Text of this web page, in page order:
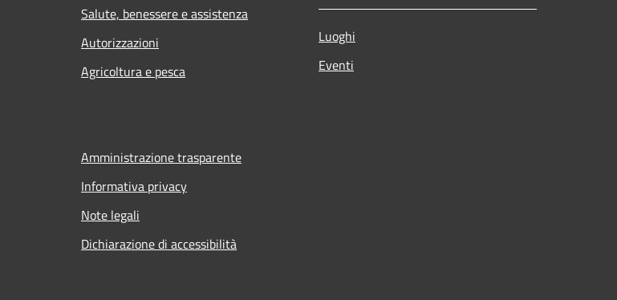
Salute, benessere e assistenza
Autorizzazioni
Agricoltura e pesca
Luoghi
Eventi
Amministrazione trasparente
Informativa privacy
Note legali
Dichiarazione di accessibilità